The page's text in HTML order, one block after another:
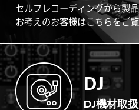
セルフレコーディングから製
お考えのお客様はこちらをご
DJ
DJ機材取